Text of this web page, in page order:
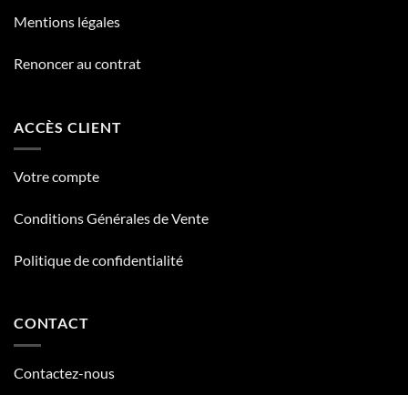
Mentions légales
Renoncer au contrat
ACCÈS CLIENT
Votre compte
Conditions Générales de Vente
Politique de confidentialité
CONTACT
Contactez-nous